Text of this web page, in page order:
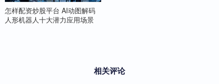
怎样配资炒股平台 AI动图解码
人形机器人十大潜力应用场景
相关评论